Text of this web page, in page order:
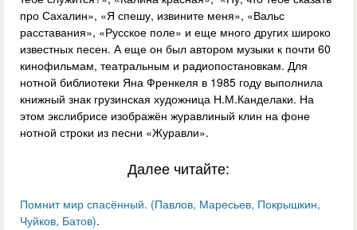
про Сахалин», «Я спешу, извините меня», «Вальс
расставания», «Русское поле» и еще много других широко
известных песен. А еще он был автором музыки к почти 60
кинофильмам, театральным и радиопостановкам. Для
нотной библиотеки Яна Френкеля в 1985 году выполнила
книжный знак грузинская художница Н.М.Канделаки. На
этом экслибрисе изображён журавлиный клин на фоне
нотной строки из песни «Журавли».
Далее читайте:
Помнит мир спасённый. (Павлов, Маресьев, Покрышкин,
Чуйков, Батов).